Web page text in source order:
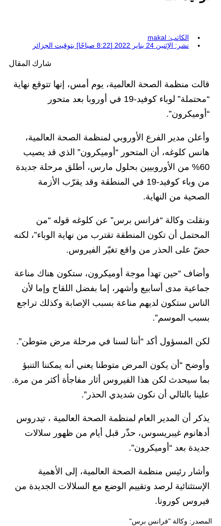
الكاتب: makal
نشر: الإثنين 24 يناير 2022 [8:22 صباحًا] بتوقيت الجزائر
شارك المقال
قالت منظمة الصحة العالمية، يوم أمس، إنها تتوقع نهاية
“محتملة” لوباء كوفيد-19 في أوروبا بعد متحور
“أوميكرون”.
وأعلن مدير الفرع الأوروبي لمنظمة الصحة العالمية،
هانس كلوغه، أن المتحور “أوميكرون” الذي قد يصيب
60% من الأوروبيين بحلول مارس، أطلق مرحلة جديدة
من وباء كوفيد-19 في المنطقة وقد يقرّب الأزمة
الصحية من النهاية.
ونقلت وكالة “فرانس برس” عن كلوغه قوله “من
المحتمل أن تكون المنطقة تقترب من نهاية الوباء”، لكنه
حضّ على الحذر من واقع تغيّر الفيروس.
وأضاف “حين تهدأ موجة أوميكرون، ستكون هناك مناعة
جماعية مدى أسابيع وأشهر، إما بفضل اللقاح وإما لأن
الناس ستكون لديهم مناعة بسبب الإصابة وكذلك تراجع
بسبب الموسم”.
لكن المسؤول أكد “أننا لسنا في مرحلة مرض متوطن”.
وأوضح “أن يكون المرض متوطنا يعني أنه يمكننا التنبؤ
بما سيحدث لكن هذا الفيروس أثار مفاجأة أكثر من مرة.
علينا بالتالي أن نكون شديدي الحذر”.
يذكر أن المدير العام لمنظمة الصحة العالمية ، تيدروس
أدهانوم غيبريسوس، حذّر قبل أيام من ظهور سلالات
جديدة بعد “أوميكرون”.
وأشار رئيس منظمة الصحة العالمية، إلى الأهمية
الإستثنائية لرصد وتقييم الوضع مع السلالات الجديدة من
فيروس كورونا.
المصدر: وكالة "فرانس برس"